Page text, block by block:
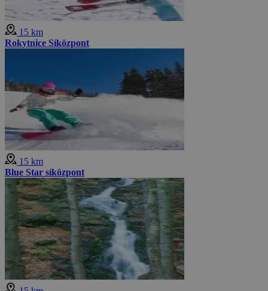
15 km
Rokytnice Síközpont
15 km
Blue Star síközpont